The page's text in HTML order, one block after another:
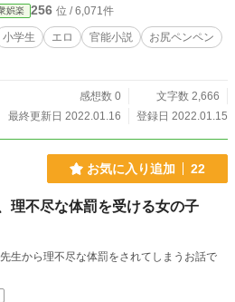
娯楽 256 位 / 6,071件
小学生 エロ 官能小説
お尻ペンペン
感想数 0
文字数 2,666
最終更新日 2022.01.16
登録日 2022.01.15
お気に入り追加 22
理不尽な体罰を受ける女の子
生から理不尽な体罰をされてしまうお話で